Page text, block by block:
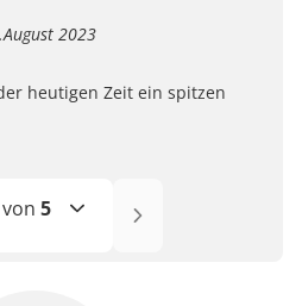
2023
heutigen Zeit ein spitzen
von 5